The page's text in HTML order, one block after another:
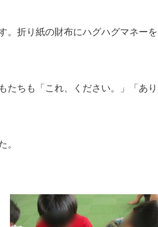
。折り紙の財布にハグハグマネーを
たちも「これ、ください。」「あり
。